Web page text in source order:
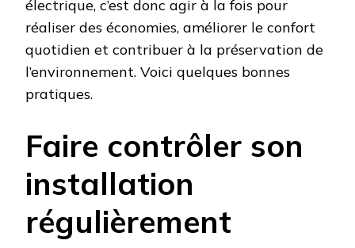
électrique, c’est donc agir à la fois pour
réaliser des économies, améliorer le confort
quotidien et contribuer à la préservation de
l’environnement. Voici quelques bonnes
pratiques.
Faire contrôler son
installation
régulièrement